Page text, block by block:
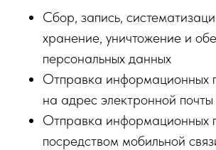
Сбор, запись,
хранение, уничтожение и
персональных данных
Отправка информационных
на адрес электронной почты
Отправка информационных
посредством мобильной